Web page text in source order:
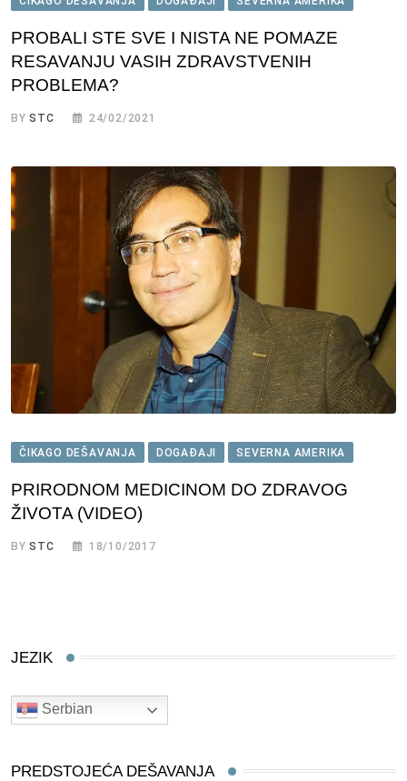
PROBALI STE SVE I NISTA NE POMAZE
RESAVANJU VASIH ZDRAVSTVENIH
PROBLEMA?
BYSTC 24/02/2021
ČIKAGO DEŠAVANJA DOGAĐAJI SEVERNA AMERIKA
PRIRODNOM MEDICINOM DO ZDRAVOG
ŽIVOTA (VIDEO)
BYSTC 18/10/2017
JEZIK
Serbian
PREDSTOJEĆA DEŠAVANJA